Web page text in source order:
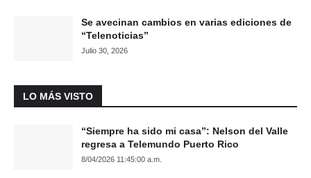
Se avecinan cambios en varias ediciones de
“Telenoticias”
Julio 30, 2026
LO MÁS VISTO
“Siempre ha sido mi casa”: Nelson del Valle
regresa a Telemundo Puerto Rico
8/04/2026 11:45:00 a.m.